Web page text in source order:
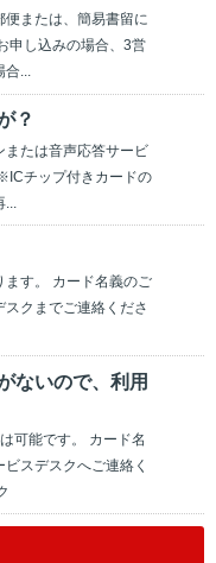
または、簡易書留に
申し込みの場合、3営
合...
？
または音声応答サービ
チップ付きカードの
...
す。 カード名義のご
クまでご連絡くださ
ないので、利用
可能です。 カード名
スデスクへご連絡く